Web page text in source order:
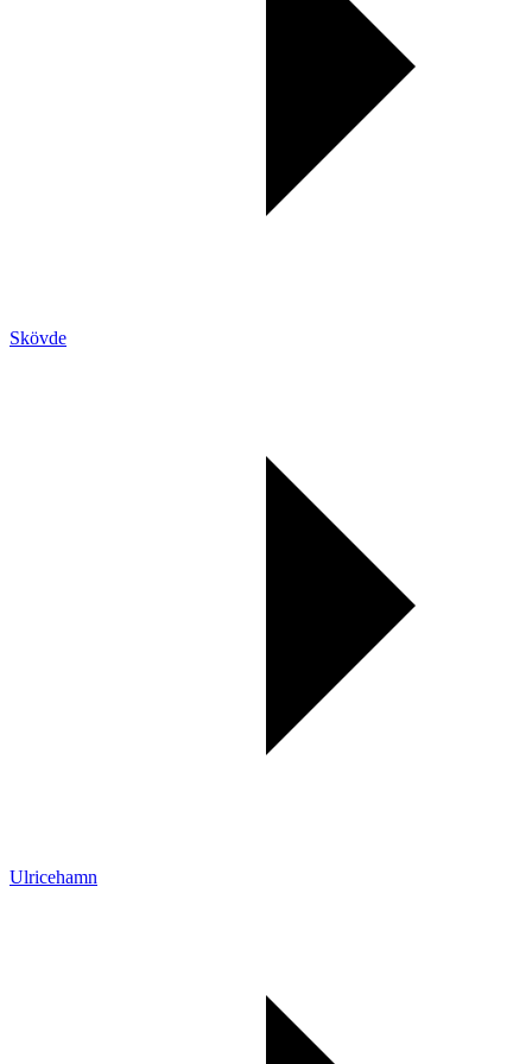
Skövde
Ulricehamn